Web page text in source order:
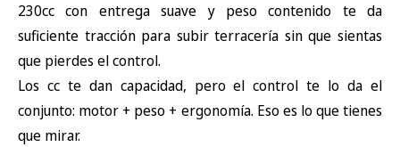
230cc con entrega suave y peso contenido te da
suficiente tracción para subir terracería sin que sientas
que pierdes el control.
Los cc te dan capacidad, pero el control te lo da el
conjunto: motor + peso + ergonomía. Eso es lo que tienes
que mirar.